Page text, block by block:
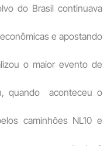
do Brasil continuava
e apostando
o maior evento de
quando aconteceu o
caminhões NL10 e